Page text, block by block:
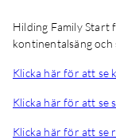
Hilding Family Start
kontinentalsäng och
Klicka här för att se
Klicka här för att se
Klicka här för att se